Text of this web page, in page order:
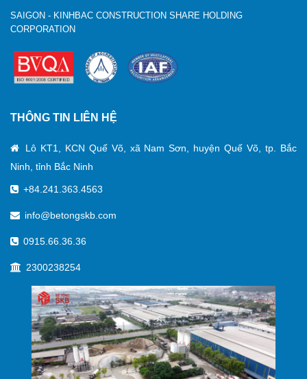
SAIGON - KINHBAC CONSTRUCTION SHARE HOLDING
CORPORATION
THÔNG TIN LIÊN HỆ
Lô KT1, KCN Quế Võ, xã Nam Sơn, huyện Quế Võ, tp. Bắc
Ninh, tỉnh Bắc Ninh
+84.241.363.4563
info@betongskb.com
0915.66.36.36
2300238254